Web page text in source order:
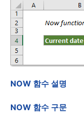
NOW 함수 설명
NOW 함수 구문